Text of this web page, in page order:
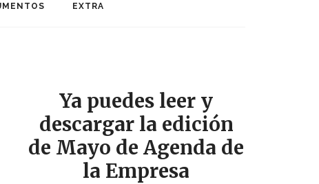
EXTRA
Ya puedes leer y
descargar la edición
de Mayo de Agenda de
la Empresa